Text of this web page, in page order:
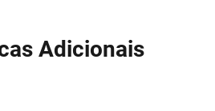
Adicionais